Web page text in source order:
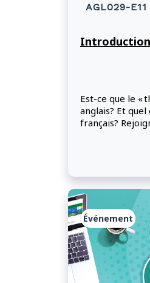
AGL029-E11
Introduction
Est-ce que le «
anglais? Et
français?
Événement